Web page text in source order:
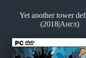
Yet another tower
(2018|Англ)